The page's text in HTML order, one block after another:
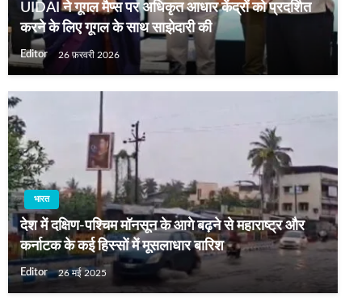
UIDAI ने गूगल मैप्स पर अधिकृत आधार केंद्रों को प्रदर्शित
करने के लिए गूगल के साथ साझेदारी की
Editor 26 फ़रवरी 2026
भारत
देश में दक्षिण-पश्चिम मॉनसून के आगे बढ़ने से महाराष्ट्र और
कर्नाटक के कई हिस्सों में मूसलाधार बारिश
Editor 26 मई 2025